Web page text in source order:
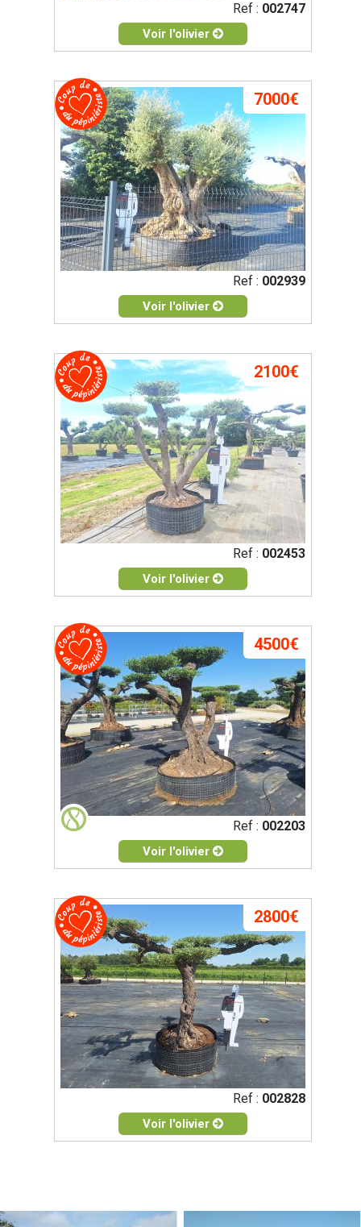
Ref : 002747
Voir l'olivier
7000€
Ref : 002939
Voir l'olivier
2100€
Ref : 002453
Voir l'olivier
4500€
Ref : 002203
Voir l'olivier
2800€
Ref : 002828
Voir l'olivier